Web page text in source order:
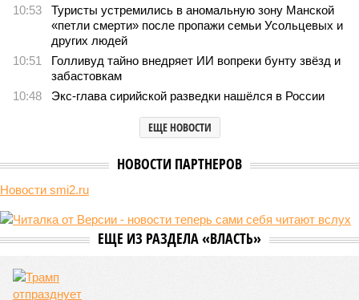
10:53
Туристы устремились в аномальную зону Манской
«петли смерти» после пропажи семьи Усольцевых и
других людей
10:51
Голливуд тайно внедряет ИИ вопреки бунту звёзд и
забастовкам
10:48
Экс-глава сирийской разведки нашёлся в России
ЕЩЕ НОВОСТИ
НОВОСТИ ПАРТНЕРОВ
Новости smi2.ru
ЕЩЕ ИЗ РАЗДЕЛА «ВЛАСТЬ»